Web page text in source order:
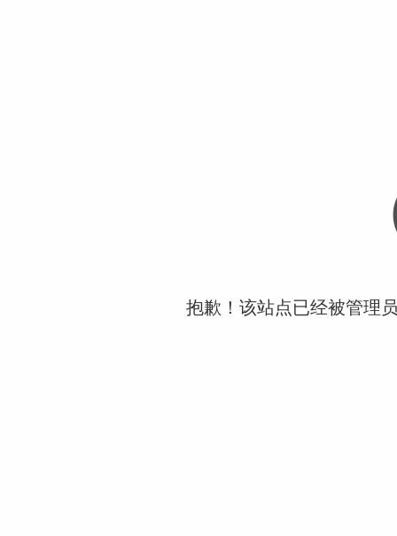
抱歉！该站点已经被管理